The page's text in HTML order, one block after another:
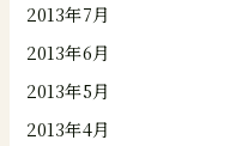
2013年7月
2013年6月
2013年5月
2013年4月